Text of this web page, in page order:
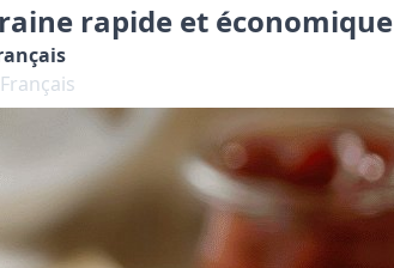
rapide et économique